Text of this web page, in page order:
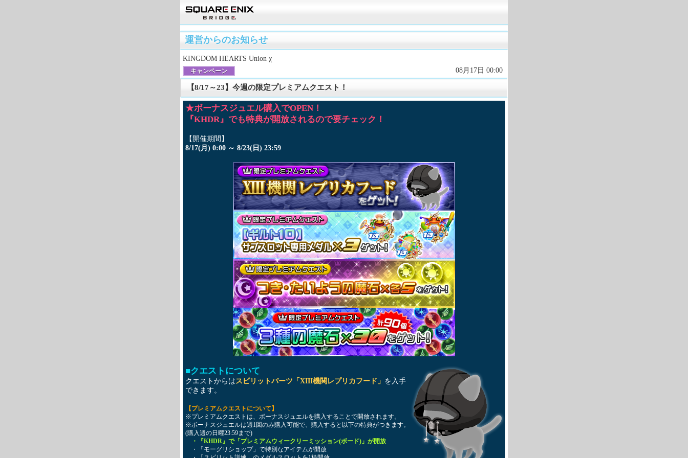
運営からのお知らせ
KINGDOM HEARTS Union χ
キャンペーン 08月17日 00:00
【8/17～23】今週の限定プレミアムクエスト！
★ボーナスジュエル購入でOPEN！
『KHDR』でも特典が開放されるので要チェック！
【開催期間】
8/17(月) 0:00 ～ 8/23(日) 23:59
■クエストについて
クエストからはスピリットパーツ「XIII機関レプリカフード」 を入手
できます。
【プレミアムクエストについて】
※プレミアムクエストは、ボーナスジュエルを購入することで開放されます。
※ボーナスジュエルは週1回のみ購入可能で、購入すると以下の特典がつきます。
(購入週の日曜23:59まで)
・『KHDR』で「プレミアムウィークリーミッション(ボード)」が開放
・「モーグリショップ」で特別なアイテムが開放